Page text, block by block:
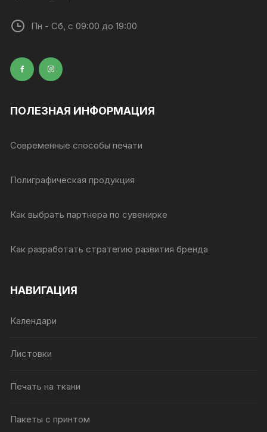
Пн - Сб, с 09:00 до 19:00
ПОЛЕЗНАЯ ИНФОРМАЦИЯ
Современные способы печати
Полиграфическая продукция
Как выбрать партнера по сувенирке
Как разработать стратегию развития бренда
НАВИГАЦИЯ
Календари
Листовки
Печать на ткани
Пакеты с принтом